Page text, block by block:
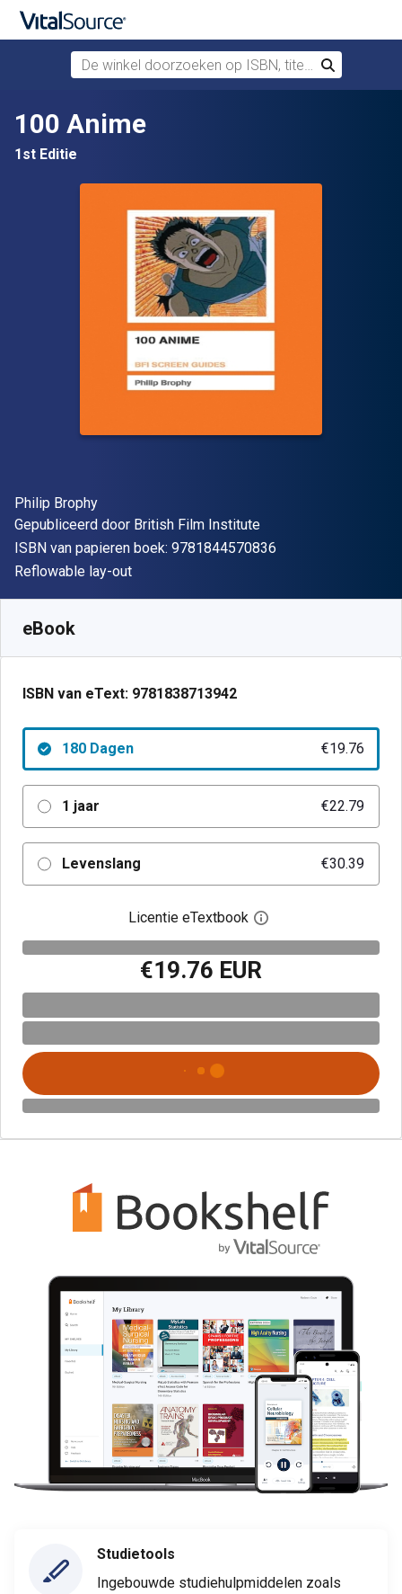
Verdergaan naar belangrijkste inhoud
De winkel doorzoeken op ISBN, titel of auteur
Zoek
100 Anime
1st Editie
Auteur(s)
Philip Brophy
Uitgever
Gepubliceerd door British Film Institute
ISBN van papieren boek: 9781844570836
Indeling
Reflowable lay-out
eBook
ISBN van eText: 9781838713942
180 Dagen €19.76
1 jaar €22.79
Levenslang €30.39
Licentie eTextbook Open het
€19.76 EUR
Studietools
Ingebouwde studiehulpmiddelen zoals